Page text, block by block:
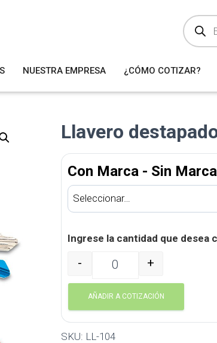
ú
q
a
d
t
o
NUESTRA EMPRESA ¿CÓMO COTIZAR?
Llavero
Con Marca - Sin Marca
Ingrese la cantidad que desea
Llavero destapador Car LL-104
- +
AÑADIR A COTIZACIÓN
SKU: LL-104